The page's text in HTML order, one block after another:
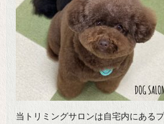
当トリミングサロンは自宅内にある